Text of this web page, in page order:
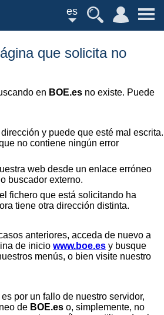
es
que solicita no
en BOE.es no existe. Puede
y puede que esté mal escrita.
no contiene ningún error
web desde un enlace erróneo
buscador externo.
fichero que está solicitando ha
tiene otra dirección distinta.
anteriores, acceda de nuevo a
de inicio www.boe.es y busque
menús, o bien visite nuestro
por un fallo de nuestro servidor,
de BOE.es o, simplemente, no